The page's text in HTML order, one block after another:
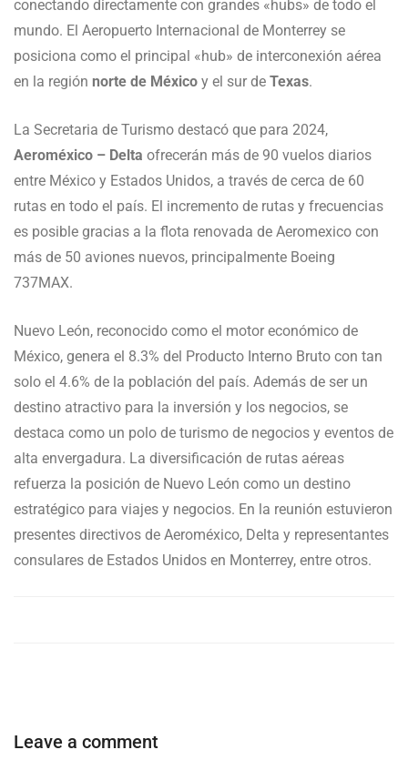
conectando directamente con grandes «hubs» de todo el
mundo. El Aeropuerto Internacional de Monterrey se
posiciona como el principal «hub» de interconexión aérea
en la región norte de México y el sur de Texas.
La Secretaria de Turismo destacó que para 2024,
Aeroméxico – Delta ofrecerán más de 90 vuelos diarios
entre México y Estados Unidos, a través de cerca de 60
rutas en todo el país. El incremento de rutas y frecuencias
es posible gracias a la flota renovada de Aeromexico con
más de 50 aviones nuevos, principalmente Boeing
737MAX.
Nuevo León, reconocido como el motor económico de
México, genera el 8.3% del Producto Interno Bruto con tan
solo el 4.6% de la población del país. Además de ser un
destino atractivo para la inversión y los negocios, se
destaca como un polo de turismo de negocios y eventos de
alta envergadura. La diversificación de rutas aéreas
refuerza la posición de Nuevo León como un destino
estratégico para viajes y negocios. En la reunión estuvieron
presentes directivos de Aeroméxico, Delta y representantes
consulares de Estados Unidos en Monterrey, entre otros.
Leave a comment